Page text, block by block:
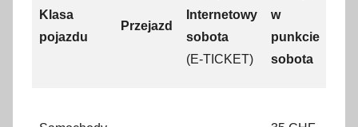
Klasa
pojazdu
Przejazd
Internetowy
sobota
(E-TICKET)
w
punkcie
sobota